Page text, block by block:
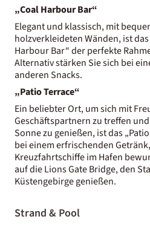
„Coal Harbour Bar“
Elegant und klassisch, mit
holzverkleideten Wänden, ist
Harbour Bar“ der perfekte
Alternativ stärken Sie sich bei
anderen Snacks.
„Patio Terrace“
Ein beliebter Ort, um sich mit
Geschäftspartnern zu treffen
Sonne zu genießen, ist das
bei einem erfrischenden
Kreuzfahrtschiffe im Hafen
auf die Lions Gate Bridge, den
Küstengebirge genießen.
Strand & Pool